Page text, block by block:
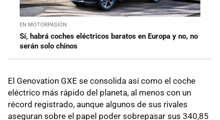
EN MOTORPASIÓN
Sí, habrá coches eléctricos baratos en Europa y no, no
serán solo chinos
El Genovation GXE se consolida así como el coche
eléctrico más rápido del planeta, al menos con un
récord registrado, aunque algunos de sus rivales
aseguran sobre el papel poder sobrepasar sus 340,85